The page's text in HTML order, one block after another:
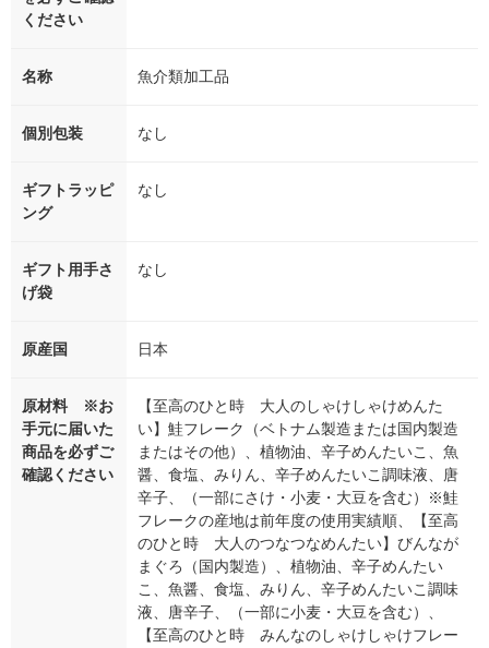
ください
名称 魚介類加工品
個別包装 なし
ギフトラッピ
ング
なし
ギフト用手さ
げ袋
なし
原産国 日本
原材料 ※お
手元に届いた
商品を必ずご
確認ください
【至高のひと時 大人のしゃけしゃけめんた
い】鮭フレーク（ベトナム製造または国内製造
またはその他）、植物油、辛子めんたいこ、魚
醤、食塩、みりん、辛子めんたいこ調味液、唐
辛子、（一部にさけ・小麦・大豆を含む）※鮭
フレークの産地は前年度の使用実績順、【至高
のひと時 大人のつなつなめんたい】びんなが
まぐろ（国内製造）、植物油、辛子めんたい
こ、魚醤、食塩、みりん、辛子めんたいこ調味
液、唐辛子、（一部に小麦・大豆を含む）、
【至高のひと時 みんなのしゃけしゃけフレー